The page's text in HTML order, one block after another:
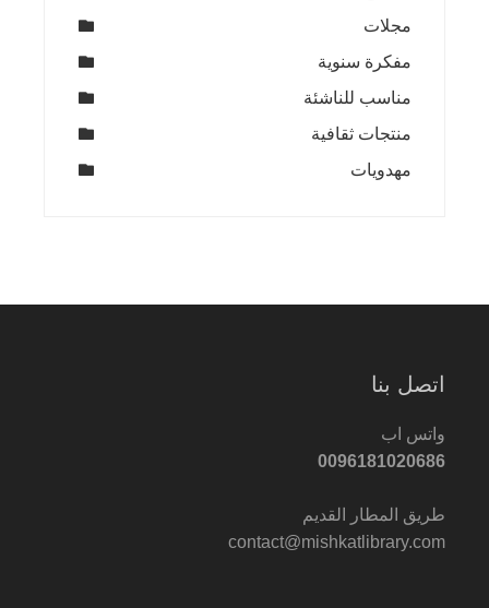
مجلات
مفكرة سنوية
مناسب للناشئة
منتجات ثقافية
مهدويات
اتصل بنا
واتس اب
0096181020686
طريق المطار القديم
contact@mishkatlibrary.com